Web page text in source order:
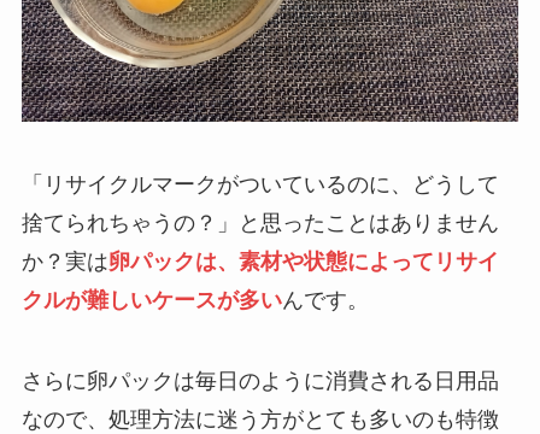
「リサイクルマークがついているのに、どうして
捨てられちゃうの？」と思ったことはありません
か？実は卵パックは、素材や状態によってリサイ
クルが難しいケースが多いんです。
さらに卵パックは毎日のように消費される日用品
なので、処理方法に迷う方がとても多いのも特徴